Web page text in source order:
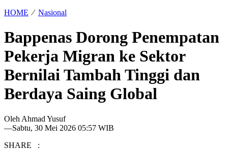
HOME ⁄ Nasional
Bappenas Dorong Penempatan
Pekerja Migran ke Sektor
Bernilai Tambah Tinggi dan
Berdaya Saing Global
Oleh Ahmad Yusuf
—Sabtu, 30 Mei 2026 05:57 WIB
SHARE :